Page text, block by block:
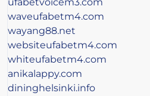
waveufabetm4.com
wayang88.net
websiteufabetm4.com
whiteufabetm4.com
anikalappy.com
dininghelsinki.info